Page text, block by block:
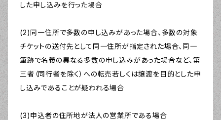
した申し込みを行った場合
(2)同一住所で多数の申し込みがあった場合、多数の対象
チケットの送付先として同一住所が指定された場合、同一
筆跡で名義の異なる多数の申し込みがあった場合など、第
三者（同行者を除く）への転売若しくは譲渡を目的とした申
し込みであることが疑われる場合
(3)申込者の住所地が法人の営業所である場合